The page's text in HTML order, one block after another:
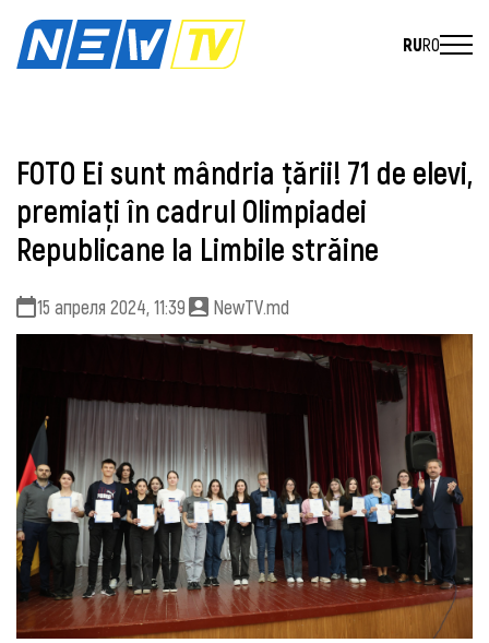
RURO
FOTO Ei sunt mândria țării! 71 de elevi,
premiați în cadrul Olimpiadei
Republicane la Limbile străine
15 апреля 2024, 11:39 NewTV.md